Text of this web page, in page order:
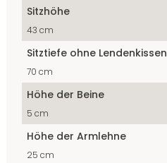
Sitzhöhe
43 cm
Sitztiefe ohne Lendenkissen
70 cm
Höhe der Beine
5 cm
Höhe der Armlehne
25 cm